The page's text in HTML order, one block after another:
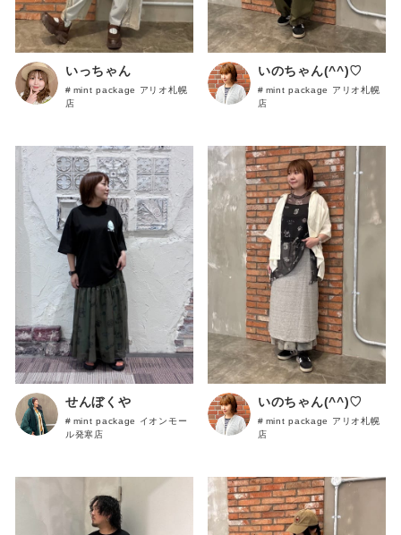
いっちゃん
mint package アリオ札幌
店
いのちゃん(^^)♡
mint package アリオ札幌
店
せんぼくや
mint package イオンモー
ル発寒店
いのちゃん(^^)♡
mint package アリオ札幌
店